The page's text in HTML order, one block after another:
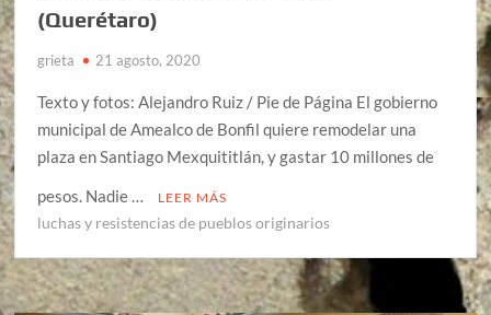
(Querétaro)
grieta 21 agosto, 2020
Texto y fotos: Alejandro Ruiz / Pie de Página El gobierno
municipal de Amealco de Bonfil quiere remodelar una
plaza en Santiago Mexquititlán, y gastar 10 millones de
pesos. Nadie …
LEER MÁS
luchas y resistencias de pueblos originarios